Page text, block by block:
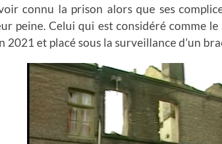
connu la prison alors que ses
peine. Celui qui est considéré comme
2021 et placé sous la surveillance d’un